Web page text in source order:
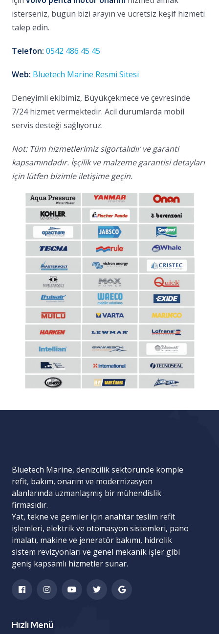
isterseniz, bugün bizi arayın ve ücretsiz keşif hizmeti
talep edin.
Telefon: 0542 486 45 45
Web: Bluetech Marine Resmi Sitesi
Deneyimli ekibimiz, Büyükçekmece ve çevresinde
7/24 hizmet vermektedir. Acil durumlarda mobil
servis desteği sağlıyoruz.
Not: Tüm hizmetlerimiz sigortalıdır ve garanti
kapsamındadır. İşçilik ve malzeme garantisi detayları
için lütfen bizimle iletişime geçin.
Bluetech Marine, denizcilik sektöründe komple
refit, bakım, onarım ve modernizasyon
alanlarında uzmanlaşmış bir mühendislik
firmasıdır.
Yat, tekne ve gemiler için anahtar teslim refit
işlemleri, elektrik ve otomasyon sistemleri, pano
imalatı, makine ve jeneratör bakımı, hidrolik
sistem revizyonları ve genel mekanik işler gibi
geniş kapsamlı hizmetler sunar.
Hızlı Menü